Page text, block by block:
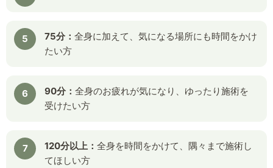
75分： 全身に加えて、気になる場所にも時間をかけ
たい方
90分： 全身のお疲れが気になり、ゆったり施術を
受けたい方
120分以上： 全身を時間をかけて、隅々まで施術し
てほしい方